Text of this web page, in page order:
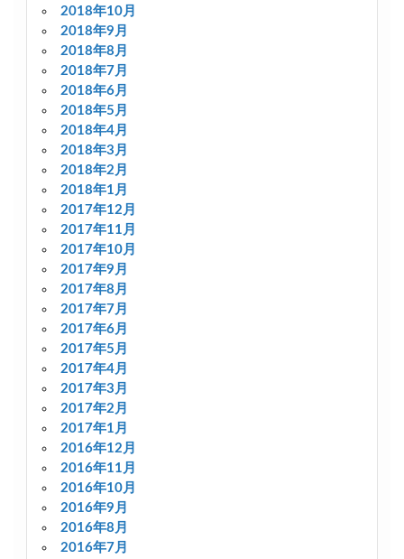
2018年10月
2018年9月
2018年8月
2018年7月
2018年6月
2018年5月
2018年4月
2018年3月
2018年2月
2018年1月
2017年12月
2017年11月
2017年10月
2017年9月
2017年8月
2017年7月
2017年6月
2017年5月
2017年4月
2017年3月
2017年2月
2017年1月
2016年12月
2016年11月
2016年10月
2016年9月
2016年8月
2016年7月